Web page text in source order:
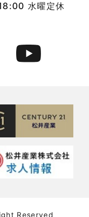
水曜定休
Reserved